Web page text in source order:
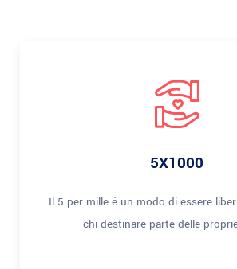
5X1000
Il 5 per mille é un modo di essere
chi destinare parte delle